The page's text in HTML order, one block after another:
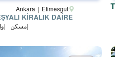
Ankara Etimesgut
KİRALIK DAİRE
مسکن